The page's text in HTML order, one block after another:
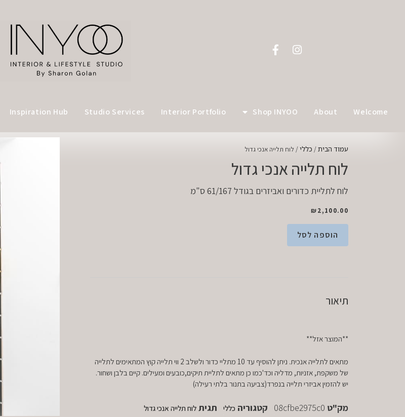
Welcome
About
Shop INYOO
Interior Portfolio
Studio Services
Inspiration Hub
עמוד הבית/ כללי/ לוח תלייה אנכי גדול
לוח תלייה אנכי גדול
לוח לתליית כדורים ואביזרים בגודל 61/167 ס"מ
₪2,100.00
הוספה לסל
תיאור
**המוצר אזל**
מתאים לתלייה אנכית. ניתן להוסיף עד 10 מתליי כדור ולשלב 2 ווי תלייה קוץ המתאימים לתלייה
של משקפת, אזניות, מדליה וכד'כמו כן מתאים לתליית תיקים,כובעים ומעילים. קיים בלבן ושחור.
יש להזמין אביזרי תלייה בנפרד(צביעה בתנור בלתי רעילה)
מק"ט 08cfbe2975c0 קטגוריה כללי תגית לוח תלייה אנכי גדול